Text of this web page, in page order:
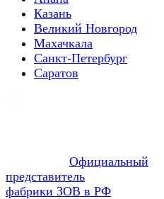
Казань
Великий Новгород
Махачкала
Санкт-Петербург
Саратов
Официальный
представитель
фабрики ЗОВ в РФ